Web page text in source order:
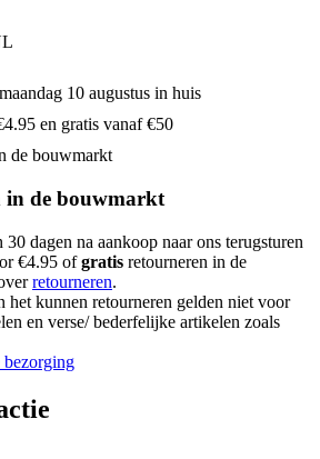
10 augustus in huis
en gratis vanaf €50
de bouwmarkt
in de bouwmarkt
dagen na aankoop naar ons terugsturen
€4.95 ofgratis retourneren in de
retourneren.
het kunnen retourneren gelden niet voor
en verse/ bederfelijke artikelen zoals